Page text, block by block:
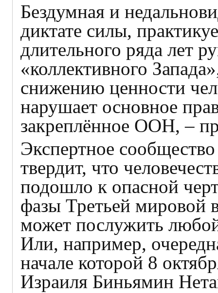
Бездумная и
диктате силы,
длительного ряда лет
«коллективного
снижению ценности
нарушает основное
закреплённое ООН, –
Экспертное
твердит, что
подошло к опасной
фазы Третьей мировой
может послужить
Или, например,
начале которой 8
Израиля Биньямин